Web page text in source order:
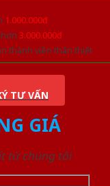
1.000.000đ
3.000.000đ
thành viên thân thiết
TƯ VẤN
GIÁ
từ chúng tôi